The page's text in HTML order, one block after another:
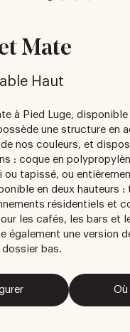
Mate
Haut
à Pied Luge,
une structure en
de nos couleurs, et
: coque en
ou tapissé, ou
en deux hauteurs :
résidentiels et
les cafés, les bars et
également une version
bas.
Où